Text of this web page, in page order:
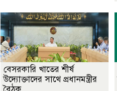
বেসরকারি খাতের শীর্ষ
উদ্যোক্তাদের সাথে প্রধানমন্ত্রীর